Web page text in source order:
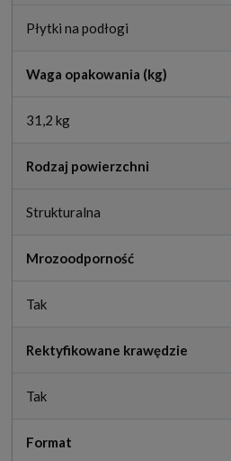
Płytki na podłogi
Waga opakowania (kg)
31,2 kg
Rodzaj powierzchni
Strukturalna
Mrozoodporność
Tak
Rektyfikowane krawędzie
Tak
Format